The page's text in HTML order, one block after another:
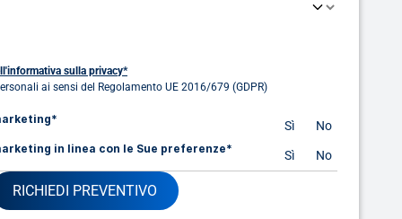
sulla privacy*
ai sensi del Regolamento UE 2016/679 (GDPR)
Sì No
in linea con le Sue preferenze* Sì No
RICHIEDI PREVENTIVO